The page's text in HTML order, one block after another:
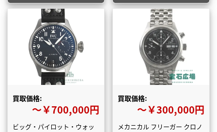
買取価格:
〜￥700,000円
ビッグ・パイロット・ウォッ
買取価格:
〜￥300,000円
メカニカル フリーガー クロノ